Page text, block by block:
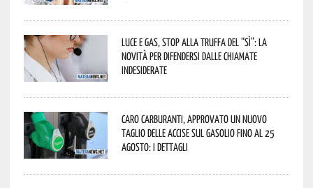
Luce e gas, stop alla truffa del “Sì”: la
novità per difendersi dalle chiamate
indesiderate
Caro carburanti, approvato un nuovo
taglio delle accise sul gasolio fino al 25
agosto: i dettagli